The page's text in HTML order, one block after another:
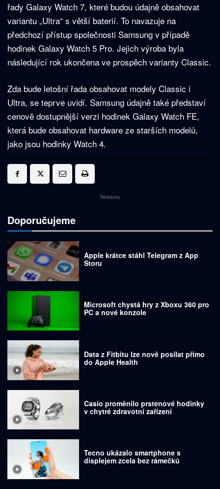
řady Galaxy Watch 7, které budou údajně obsahovat
variantu „Ultra“ s větší baterií. To navazuje na
předchozí přístup společnosti Samsung v případě
hodinek Galaxy Watch 5 Pro. Jejich výroba byla
následující rok ukončena ve prospěch varianty Classic.
Zda bude letošní řada obsahovat modely Classic i
Ultra, se teprve uvidí. Samsung údajně také představí
cenově dostupnější verzi hodinek Galaxy Watch FE,
která bude obsahovat hardware ze starších modelů,
jako jsou hodinky Watch 4.
Reklama
Doporučujeme
Apple krátce stáhl Telegram z App
Storu
Microsoft chystá hry z Xboxu 360 pro
PC a nové konzole
Data z Fitbitu lze nově posílat přímo
do Apple Health
Casio proměnilo prstenové hodinky
v chytré zdravotní zařízení
Tecno ukázalo smartphone s
displejem zcela bez rámečků